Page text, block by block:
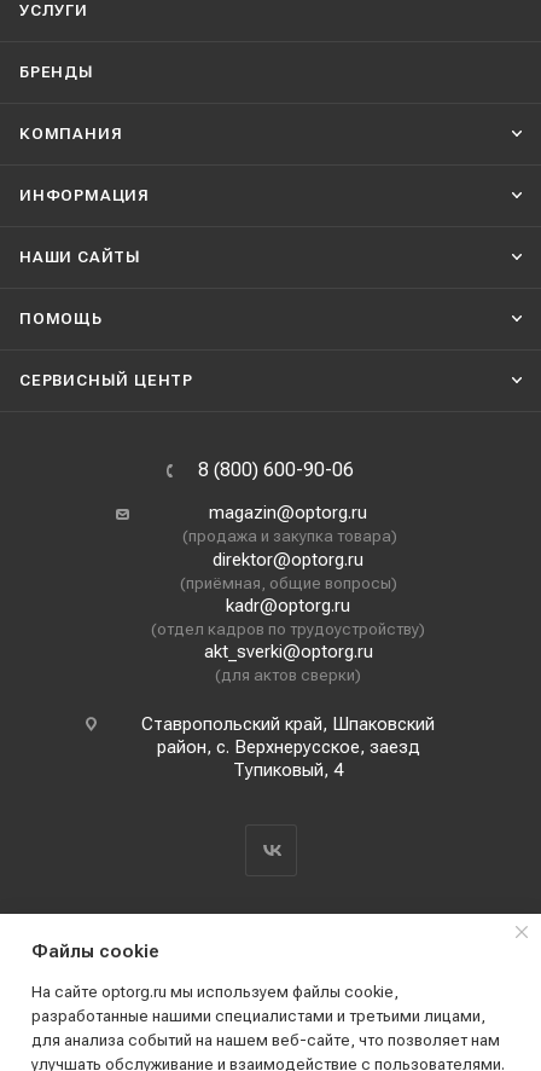
УСЛУГИ
БРЕНДЫ
КОМПАНИЯ
ИНФОРМАЦИЯ
НАШИ CАЙТЫ
ПОМОЩЬ
СЕРВИСНЫЙ ЦЕНТР
8 (800) 600-90-06
magazin@optorg.ru
(продажа и закупка товара)
direktor@optorg.ru
(приёмная, общие вопросы)
kadr@optorg.ru
(отдел кадров по трудоустройству)
akt_sverki@optorg.ru
(для актов сверки)
Ставропольский край, Шпаковский
район, с. Верхнерусское, заезд
Тупиковый, 4
2019 - 2026 © АО КПК "Ставропольстройопторг"
Файлы cookie
На сайте optorg.ru мы используем файлы cookie,
разработанные нашими специалистами и третьими лицами,
для анализа событий на нашем веб-сайте, что позволяет нам
улучшать обслуживание и взаимодействие с пользователями.